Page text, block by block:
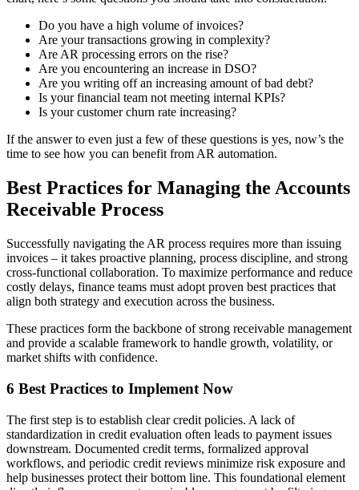
Do you have a high volume of invoices?
Are your transactions growing in complexity?
Are AR processing errors on the rise?
Are you encountering an increase in DSO?
Are you writing off an increasing amount of bad debt?
Is your financial team not meeting internal KPIs?
Is your customer churn rate increasing?
If the answer to even just a few of these questions is yes, now’s the
time to see how you can benefit from AR automation.
Best Practices for Managing the Accounts
Receivable Process
Successfully navigating the AR process requires more than issuing
invoices – it takes proactive planning, process discipline, and strong
cross-functional collaboration. To maximize performance and reduce
costly delays, finance teams must adopt proven best practices that
align both strategy and execution across the business.
These practices form the backbone of strong receivable management
and provide a scalable framework to handle growth, volatility, or
market shifts with confidence.
6 Best Practices to Implement Now
The first step is to establish clear credit policies. A lack of
standardization in credit evaluation often leads to payment issues
downstream. Documented credit terms, formalized approval
workflows, and periodic credit reviews minimize risk exposure and
help businesses protect their bottom line. This foundational element